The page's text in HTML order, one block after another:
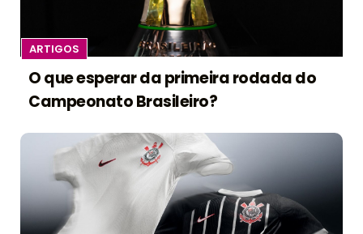
ARTIGOS
O que esperar da primeira rodada do
Campeonato Brasileiro?